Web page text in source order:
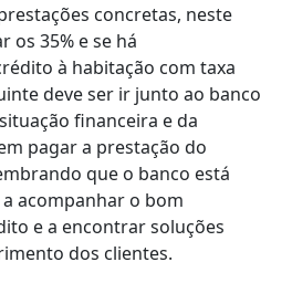
concretas, neste
os 35% e se há
à habitação com taxa
deve ser ir junto ao banco
financeira e da
pagar a prestação do
que o banco está
acompanhar o bom
e a encontrar soluções
dos clientes.